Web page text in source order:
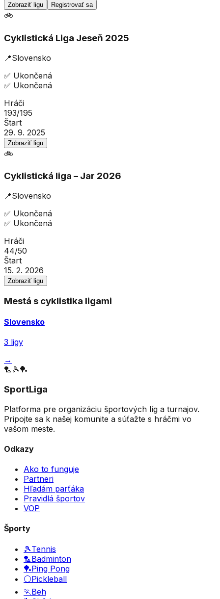
Zobraziť ligu Registrovať sa
🚲
Cyklistická Liga Jeseň 2025
📍Slovensko
✅ Ukončená
✅ Ukončená
Hráči
193/195
Štart
29. 9. 2025
Zobraziť ligu
🚲
Cyklistická liga – Jar 2026
📍Slovensko
✅ Ukončená
✅ Ukončená
Hráči
44/50
Štart
15. 2. 2026
Zobraziť ligu
Mestá s cyklistika ligami
Slovensko
3 ligy
→
🏸 🎾🏓
SportLiga
Platforma pre organizáciu športových líg a turnajov.
Pripojte sa k našej komunite a súťažte s hráčmi vo
vašom meste.
Odkazy
Ako to funguje
Partneri
Hľadám parťáka
Pravidlá športov
VOP
Športy
🎾Tennis
🏸Badminton
🏓Ping Pong
⚪Pickleball
🏃 Beh